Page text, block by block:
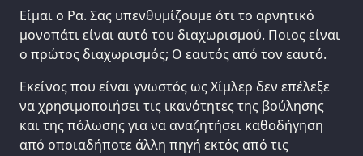
Είμαι ο Ρα. Σας υπενθυμίζουμε ότι το αρνητικό
μονοπάτι είναι αυτό του διαχωρισμού. Ποιος είναι
ο πρώτος διαχωρισμός; Ο εαυτός από τον εαυτό.
Εκείνος που είναι γνωστός ως Χίμλερ δεν επέλεξε
να χρησιμοποιήσει τις ικανότητες της βούλησης
και της πόλωσης για να αναζητήσει καθοδήγηση
από οποιαδήποτε άλλη πηγή εκτός από τις